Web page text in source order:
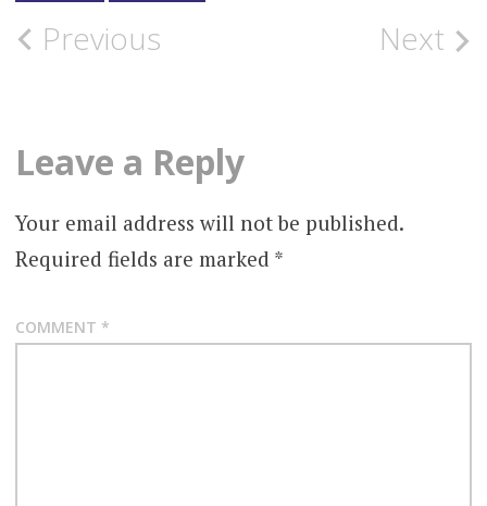
Post
Previous Next
Leave a Reply
Your email address will not be published.
Required fields are marked *
COMMENT *